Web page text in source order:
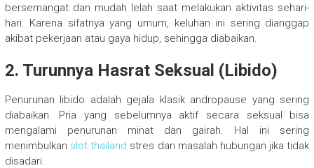
bersemangat dan mudah lelah saat melakukan aktivitas sehari-
hari. Karena sifatnya yang umum, keluhan ini sering dianggap
akibat pekerjaan atau gaya hidup, sehingga diabaikan.
2. Turunnya Hasrat Seksual (Libido)
Penurunan libido adalah gejala klasik andropause yang sering
diabaikan. Pria yang sebelumnya aktif secara seksual bisa
mengalami penurunan minat dan gairah. Hal ini sering
menimbulkan slot thailand stres dan masalah hubungan jika tidak
disadari.